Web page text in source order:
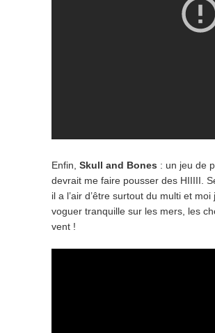
Enfin, Skull and Bones : un jeu de
devrait me faire pousser des HIIIII.
il a l’air d’être surtout du multi et moi
voguer tranquille sur les mers, les
vent !